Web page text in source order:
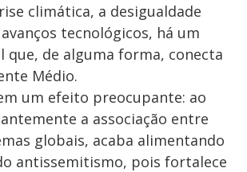
climática, a desigualdade
tecnológicos, há um
que, de alguma forma, conecta
Médio.
um efeito preocupante: ao
a associação entre
globais, acaba alimentando
antissemitismo, pois fortalece